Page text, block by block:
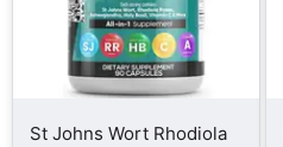
St Johns Wort Rhodiola